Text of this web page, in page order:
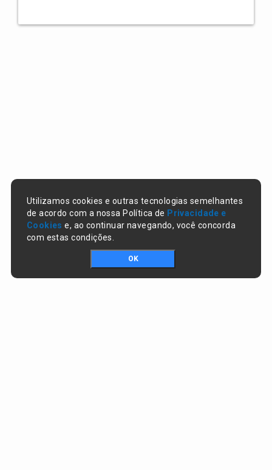
Utilizamos cookies e outras tecnologias semelhantes
de acordo com a nossa Política de Privacidade e
Cookies e, ao continuar navegando, você concorda
com estas condições.
OK